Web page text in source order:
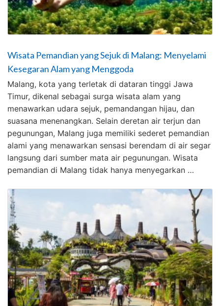
Wisata Pemandian yang Sejuk di Malang: Menyelami
Kesegaran Alam yang Menggoda
Malang, kota yang terletak di dataran tinggi Jawa
Timur, dikenal sebagai surga wisata alam yang
menawarkan udara sejuk, pemandangan hijau, dan
suasana menenangkan. Selain deretan air terjun dan
pegunungan, Malang juga memiliki sederet pemandian
alami yang menawarkan sensasi berendam di air segar
langsung dari sumber mata air pegunungan. Wisata
pemandian di Malang tidak hanya menyegarkan …